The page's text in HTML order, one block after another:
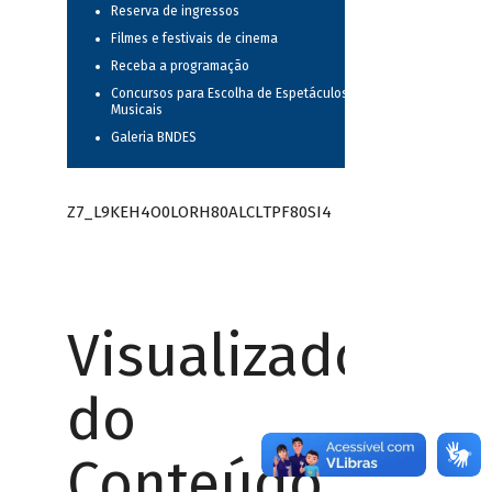
Reserva de ingressos
Filmes e festivais de cinema
Receba a programação
Concursos para Escolha de Espetáculos
Musicais
Galeria BNDES
Z7_L9KEH4O0LORH80ALCLTPF80SI4
Visualizador
do